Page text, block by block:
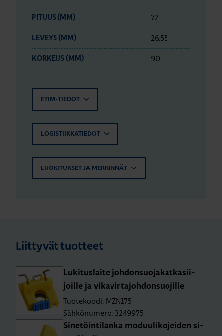
PITUUS (MM) 72
LEVEYS (MM) 26.55
KORKEUS (MM) 90
ETIM-TIEDOT
LOGISTIIKKATIEDOT
LUOKITUKSET JA MERKINNÄT
Liittyvät tuotteet
Lu­ki­tus­lai­te joh­don­suo­ja­kat­ka­sii­
joil­le ja vi­ka­vir­ta­joh­don­suo­jil­le
Tuotekoodi: MZN175
Sähkönumero: 3249975
Si­ne­töin­ti­lan­ka mo­duu­li­ko­jei­den si­